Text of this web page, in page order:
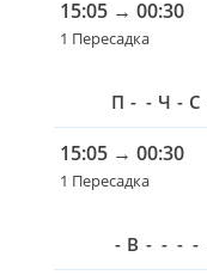
15:05 → 00:30
1 Пересадка
П - - Ч - С
15:05 → 00:30
1 Пересадка
- В - - - -